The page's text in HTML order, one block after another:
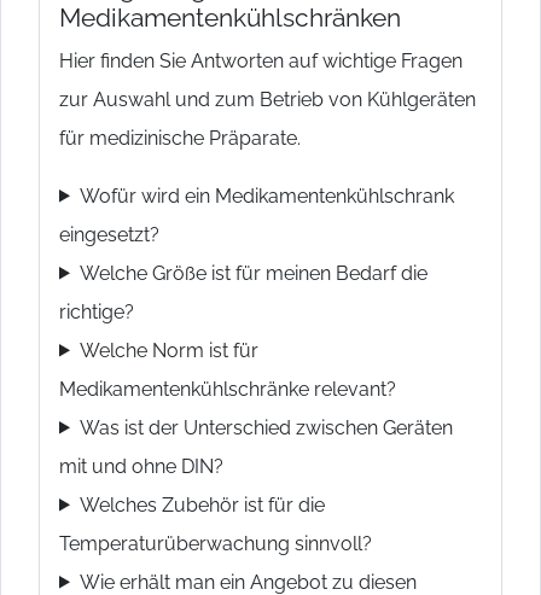
Medikamentenkühlschränken
Hier finden Sie Antworten auf wichtige Fragen
zur Auswahl und zum Betrieb von Kühlgeräten
für medizinische Präparate.
Wofür wird ein Medikamentenkühlschrank
eingesetzt?
Welche Größe ist für meinen Bedarf die
richtige?
Welche Norm ist für
Medikamentenkühlschränke relevant?
Was ist der Unterschied zwischen Geräten
mit und ohne DIN?
Welches Zubehör ist für die
Temperaturüberwachung sinnvoll?
Wie erhält man ein Angebot zu diesen